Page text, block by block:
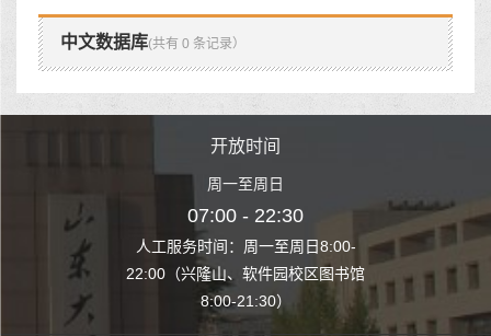
中文数据库(共有 0 条记录）
至周日8:00-
园校区图书馆
开放时间
周一至周日
07:00 - 22:30
人工服务时间：周一至周日8:00-
22:00（兴隆山、软件园校区图书馆
8:00-21:30）
人工服务时间
22:00（兴隆山